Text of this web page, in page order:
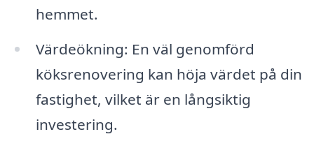
hemmet.
Värdeökning: En väl genomförd
köksrenovering kan höja värdet på din
fastighet, vilket är en långsiktig
investering.